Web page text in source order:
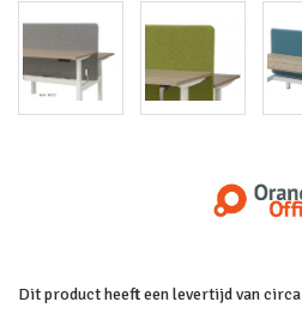
Dit product heeft een levertijd van circa